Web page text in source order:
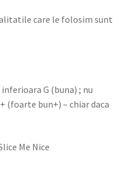
care le folosim sunt
G (buna) ; nu
(foarte bun+) – chiar daca
Me Nice